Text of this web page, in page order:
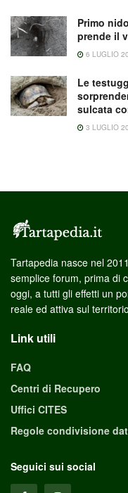
Primo
prende il
6 LUGLIO
Le
sulcata
3 LUGLIO
Tartapedia nasce nel
semplice forum, prima di
oggi, a tutti gli effetti un
reale ed attiva sul
Link utili
FAQ
Centri di Recupero
Uffici CITES
Regole condivisione
Seguici sui social